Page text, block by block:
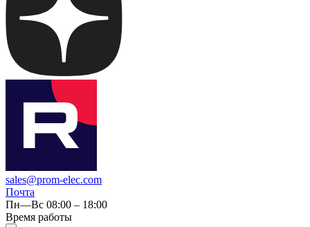
sales@prom-elec.com
Почта
Пн—Вс 08:00 – 18:00
Время работы